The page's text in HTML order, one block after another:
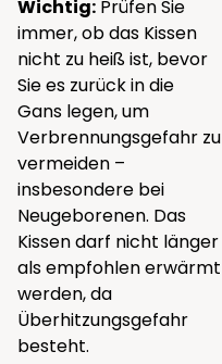
Wichtig: Prüfen Sie
immer, ob das Kissen
nicht zu heiß ist, bevor
Sie es zurück in die
Gans legen, um
Verbrennungsgefahr zu
vermeiden –
insbesondere bei
Neugeborenen. Das
Kissen darf nicht länger
als empfohlen erwärmt
werden, da
Überhitzungsgefahr
besteht.